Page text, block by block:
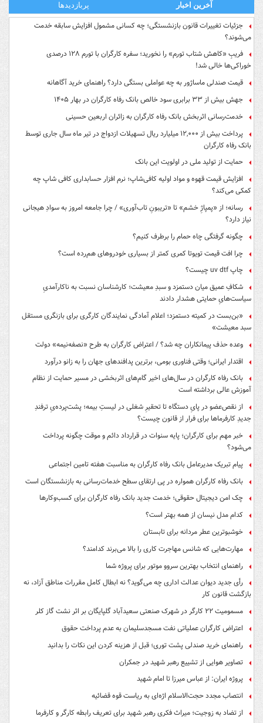
آخرین اخبار پربازدیدها
جزئیات تغییرات قانون بازنشستگی؛ چه کسانی مشمول افزایش سابقه خدمت
می‌شوند؟
فریبِ «کاهش شتاب تورم» را نخورید؛ سفره کارگران با تورم ۱۲۸ درصدی
خوراکی‌ها خالی شد!
قیمت صندلی ماساژور به چه عواملی بستگی دارد؟ راهنمای خرید آگاهانه
جهش بیش از ۳۳ برابری سود خالص بانک رفاه کارگران در بهار ۱۴۰۵
خدمت‌رسانی اثربخش بانک رفاه کارگران به زائران اربعین حسینی
پرداخت بیش از ۱۲,۰۰۰ میلیارد ریال تسهیلات ازدواج در تیر ماه سال جاری توسط
بانک رفاه کارگران
حمایت از تولید ملی در اولویت این بانک
افزایش قیمت قهوه و مواد اولیه کافی‌شاپ؛ نرم افزار حسابداری کافی شاپ چه
کمکی می‌کند؟
رسانه؛ از «پمپاژِ خشم» تا «تریبونِ تاب‌آوری» / چرا جامعه امروز به سوادِ هیجانی
نیاز دارد؟
چگونه گرفتگی چاه حمام را برطرف کنیم؟
چرا افت قیمت تویوتا کمری کمتر از بسیاری خودروهای هم‌رده است؟
چاپ uv dtf چیست؟
شکافِ عمیق میان دستمزد و سبدِ معیشت؛ کارشناسان نسبت به ناکارآمدیِ
سیاست‌هایِ حمایتی هشدار دادند
«بن‌بست در کمیته دستمزد؛ اعلام آمادگی نمایندگان کارگری برای بازنگری مستقل
سبد معیشت»
وعده حذف پیمانکاران چه شد؟ / اعتراض کارگران به طرح «نصفه‌نیمه» دولت
اقتدار ایرانی؛ وقتی فناوری بومی، برترین پدافندهای جهان را به زانو درآورد
بانک رفاه کارگران در سال‌های اخیر گام‌های اثربخشی در مسیر حمایت از نظام
آموزش عالی برداشته است
از نقص‌عضو در پایِ دستگاه تا تحقیرِ شغلی در لیستِ بیمه؛ پشت‌پرده‌یِ ترفندِ
جدیدِ کارفرماها برای فرار از قانون چیست؟
خبر مهم برای کارگران؛ پایه سنوات در قرارداد دائم و موقت چگونه پرداخت
می‌شود؟
پیام تبریک مدیرعامل بانک رفاه کارگران به مناسبت هفته تامین اجتماعی
بانک رفاه کارگران همواره در پی ارتقای سطح خدمات‌رسانی به بازنشستگان است
چک امن دیجیتال حقوقی؛ خدمت جدید بانک رفاه کارگران برای کسب‌وکارها
کدام مدل نیسان از همه بهتر است؟
خوشبوترین عطر مردانه برای تابستان
مهارت‌هایی که شانس مهاجرت کاری را بالا می‌برند کدامند؟
راهنمای انتخاب بهترین سروو موتور برای پروژه شما
رأی جدید دیوان عدالت اداری چه می‌گوید؟ نه ابطال کامل مقررات مناطق آزاد، نه
بازگشت قانون کار
مسمومیت ۲۲ کارگر در شهرک صنعتی سعیدآباد گلپایگان بر اثر نشت گاز کلر
اعتراض کارگران عملیاتی نفت مسجدسلیمان به عدم پرداخت حقوق
راهنمای خرید صندلی پشت توری؛ قبل از هزینه کردن این نکات را بدانید
تصاویر هوایی از تشییع رهبر شهید در جمکران
پروژه ایران: از عباس میرزا تا امام شهید
انتصاب مجدد حجت‌الاسلام اژه‌ای به ریاست قوه‌ قضائیه
از تضاد به زوجیت؛ میراث فکری رهبر شهید برای تعریف رابطه کارگر و کارفرما